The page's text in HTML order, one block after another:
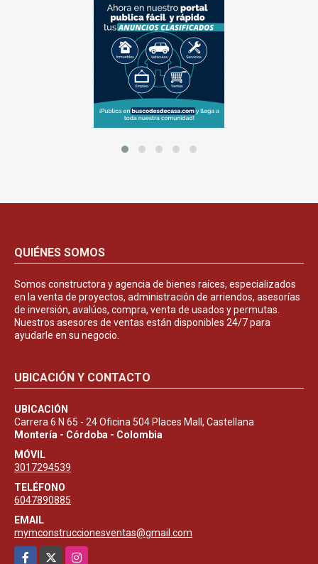
QUIÉNES SOMOS
Somos constructora y agencia de bienes raíces, especializados
en la venta de proyectos, administración de arriendos, asesorías
de inversión, avalúos, compra, venta de usados y permutas.
Nuestros asesores de ventas están disponibles 24/7 para
ayudarle en su negocio.
UBICACIÓN Y CONTACTO
UBICACIÓN
Carrera 6 N 65 - 24 Oficina 504 Places Mall, Castellana
Montería - Córdoba - Colombia
MÓVIL
3017294539
TELÉFONO
6047890885
EMAIL
mymconstruccionesventas@gmail.com
Facebook
Instagram